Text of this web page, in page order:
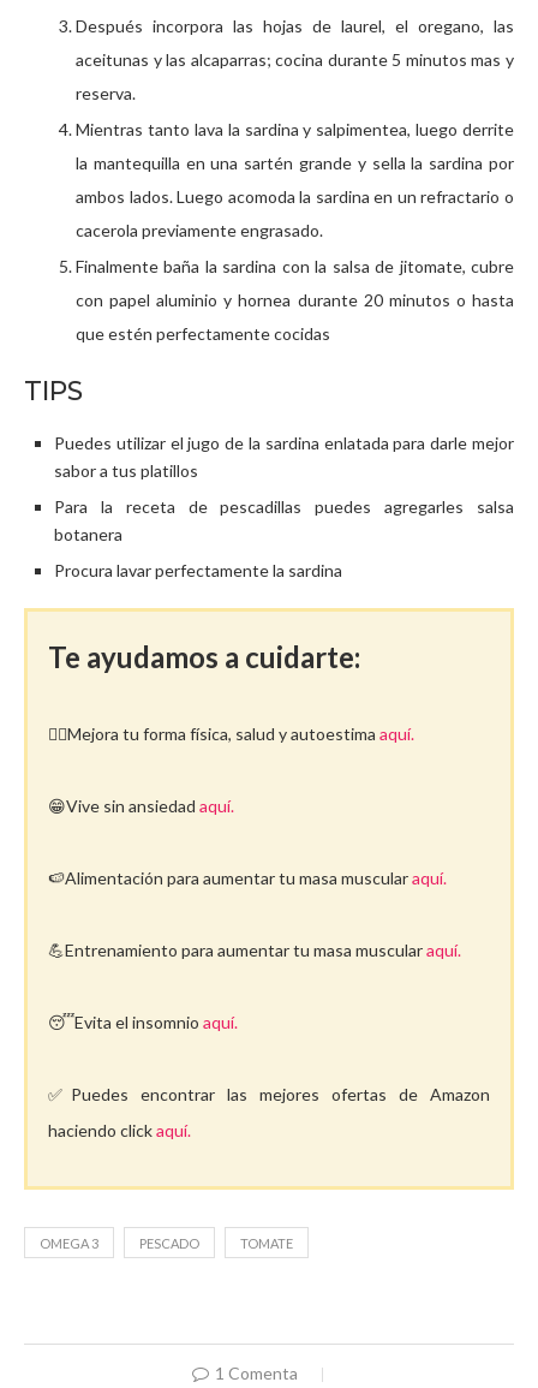
Después incorpora las hojas de laurel, el oregano, las
aceitunas y las alcaparras; cocina durante 5 minutos mas y
reserva.
Mientras tanto lava la sardina y salpimentea, luego derrite
la mantequilla en una sartén grande y sella la sardina por
ambos lados. Luego acomoda la sardina en un refractario o
cacerola previamente engrasado.
Finalmente baña la sardina con la salsa de jitomate, cubre
con papel aluminio y hornea durante 20 minutos o hasta
que estén perfectamente cocidas
TIPS
Puedes utilizar el jugo de la sardina enlatada para darle mejor
sabor a tus platillos
Para la receta de pescadillas puedes agregarles salsa
botanera
Procura lavar perfectamente la sardina
Te ayudamos a cuidarte:
🤸‍♀️Mejora tu forma física, salud y autoestima aquí.
😁Vive sin ansiedad aquí.
🍉Alimentación para aumentar tu masa muscularaquí.
💪Entrenamiento para aumentar tu masa muscularaquí.
😴Evita el insomnio aquí.
✅Puedes encontrar las mejores ofertas de Amazon
haciendo clickaquí.
OMEGA 3 PESCADO TOMATE
1 Comenta